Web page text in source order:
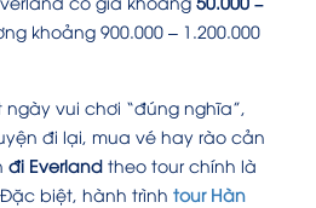
khoảng 900.000 – 1.200.000
vui chơi “đúng nghĩa”,
đi lại, mua vé hay rào cản
đi Everland theo tour chính là
biệt, hành trình tour Hàn